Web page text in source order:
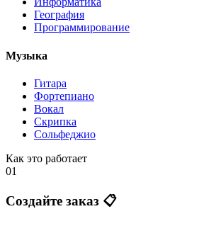
География
Программирование
Музыка
Гитара
Фортепиано
Вокал
Скрипка
Сольфеджио
Как это работает
01
Создайте заказ 📋